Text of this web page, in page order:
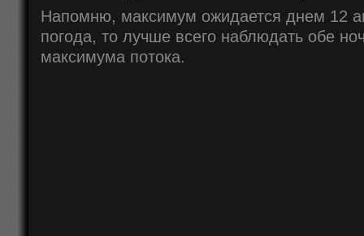
Напомню, максимум ожидается днем 12
погода, то лучше всего наблюдать обе
максимума потока.